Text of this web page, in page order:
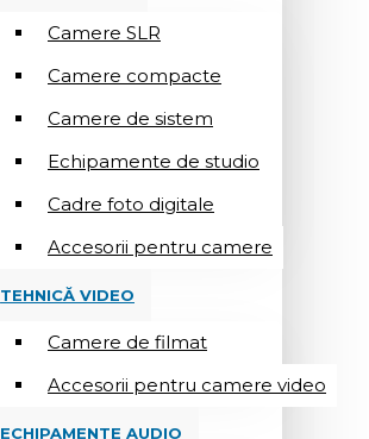
Camere SLR
Camere compacte
Camere de sistem
Echipamente de studio
Cadre foto digitale
Accesorii pentru camere
TEHNICĂ VIDEO
Camere de filmat
Accesorii pentru camere video
ECHIPAMENTE AUDIO